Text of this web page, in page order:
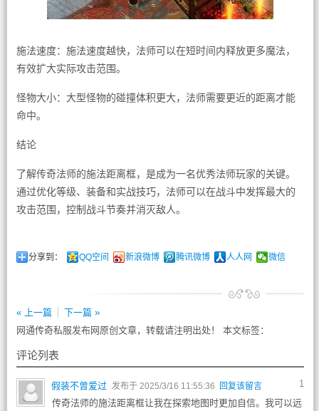
施法速度：施法速度越快，法师可以在短时间内释放更多魔法，
有效扩大实际攻击范围。
怪物大小：大型怪物的碰撞体积更大，法师需要更近的距离才能
命中。
结论
了解传奇法师的施法距离框，是成为一名优秀法师玩家的关键。
通过优化等级、装备和实战技巧，法师可以在战斗中发挥最大的
攻击范围，控制战斗节奏并消灭敌人。
分享到： QQ空间 新浪微博 腾讯微博 人人网 微信
« 上一篇
下一篇 »
网通传奇私服发布网原创文章，转载请注明出处！ 本文标签：
评论列表
1
假装不曾爱过 发布于 2025/3/16 11:55:36 回复该留言
传奇法师的施法距离框让我在探索地图时更加自信。我可以远